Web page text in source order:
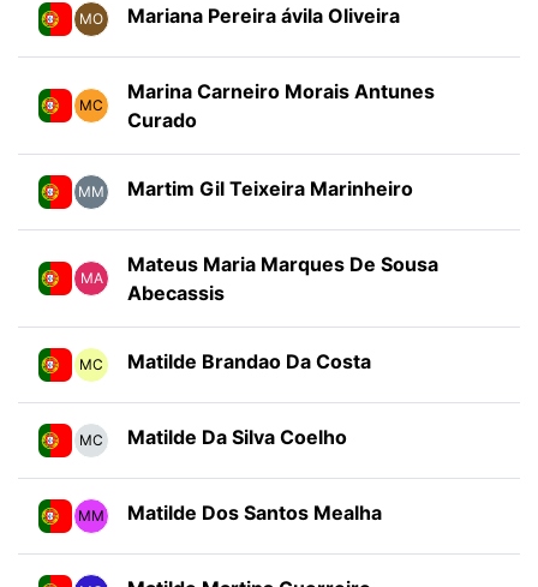
MO Mariana Pereira ávila Oliveira
MC
Marina Carneiro Morais Antunes
Curado
MM Martim Gil Teixeira Marinheiro
MA
Mateus Maria Marques De Sousa
Abecassis
MC Matilde Brandao Da Costa
MC Matilde Da Silva Coelho
MM Matilde Dos Santos Mealha